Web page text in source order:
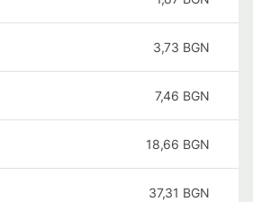
3,73 BGN
7,46 BGN
18,66 BGN
37,31 BGN